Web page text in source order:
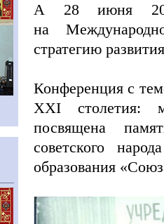
А 28 июня
на
стратегию
Конференция с
XXI столетия:
посвящена
советского
образования